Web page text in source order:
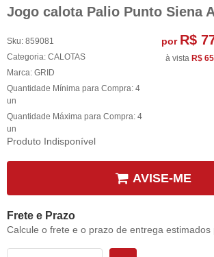
Jogo calota Palio Punto Siena
Sku: 859081
Categoria: CALOTAS
Marca: GRID
Quantidade Mínima para Compra: 4
un
Quantidade Máxima para Compra: 4
un
Produto Indisponível
por R$
à vista R$
AVISE-ME
Frete e Prazo
Calcule o frete e o prazo de entrega estimados